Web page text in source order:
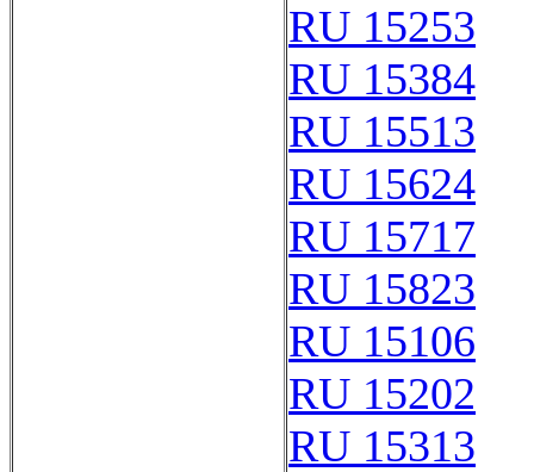
RU 15253
RU 15384
RU 15513
RU 15624
RU 15717
RU 15823
RU 15106
RU 15202
RU 15313